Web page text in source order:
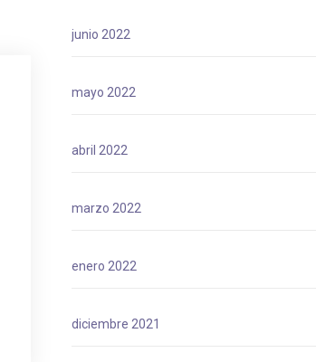
junio 2022
mayo 2022
abril 2022
marzo 2022
enero 2022
diciembre 2021